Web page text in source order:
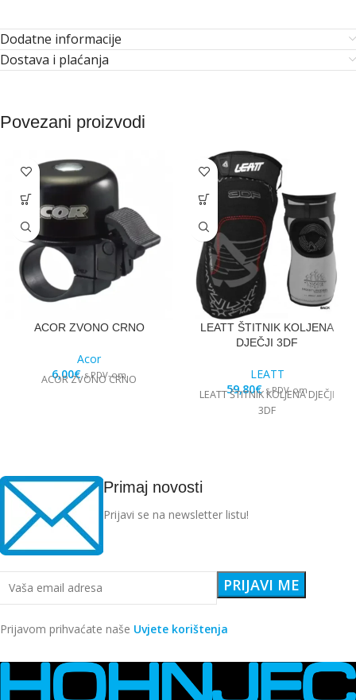
Dodatne informacije
Dostava i plaćanja
Povezani proizvodi
ACOR ZVONO CRNO
Acor
6,00€ s PDV-om
ACOR ZVONO CRNO
LEATT ŠTITNIK KOLJENA
DJEČJI 3DF
LEATT
59,80€ s PDV-om
LEATT ŠTITNIK KOLJENA DJEČJI
3DF
Primaj novosti
Prijavi se na newsletter listu!
Prijavom prihvaćate naše Uvjete korištenja